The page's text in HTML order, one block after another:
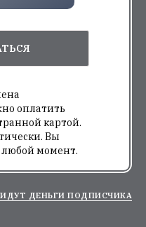
оплатить
картой.
Вы
любой момент.
ДЕНЬГИ ПОДПИСЧИКА